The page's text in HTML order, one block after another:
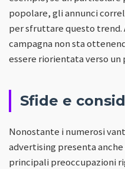
popolare, gli annunci
per sfruttare questo trend.
campagna non sta
essere riorientata verso
Sfide e
Nonostante i numerosi
advertising presenta
principali preoccupazioni